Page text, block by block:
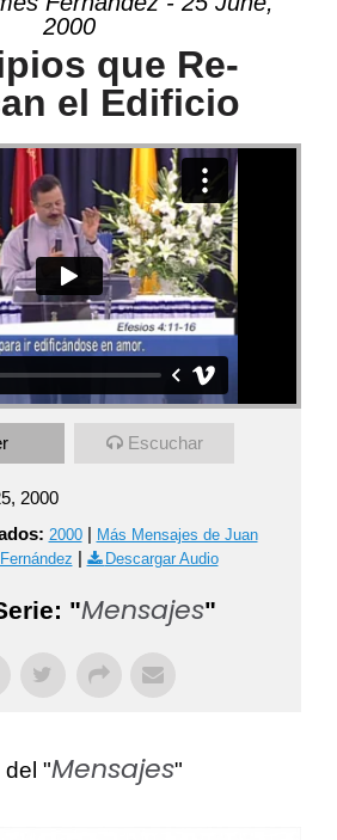
2000
que Re-
el Edificio
Escuchar
2000
2000| Más Mensajes de Juan
| Descargar Audio
"Mensajes"
del "Mensajes"